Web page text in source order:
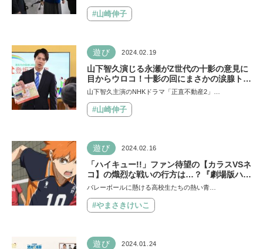
#山崎伸子
遊び 2024.02.19
山下智久演じる永瀬がZ世代の十影の意見に
目からウロコ！十影の回にまさかの涙腺トラ
ップ【正直不動産2連載第6回】
山下智久主演のNHKドラマ「正直不動産2」…
#山崎伸子
遊び 2024.02.16
「ハイキュー!!」ファン待望の【カラスVSネ
コ】の熾烈な戦いの行方は…？『劇場版ハイ
キュー!! ゴミ捨て場の決戦』が公開！
バレーボールに懸ける高校生たちの熱い青…
#やまさきけいこ
遊び 2024.01.24